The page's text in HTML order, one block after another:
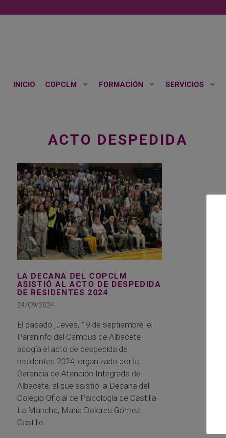
al
INICIO COPCLM FORMACIÓN SERVICIOS
ACTO DESPEDIDA
LA DECANA DEL COPCLM
ASISTIÓ AL ACTO DE DESPEDIDA
DE RESIDENTES 2024
24/09/2024
El pasado jueves, 19 de septiembre, el
Paraninfo del Campus de Albacete
acogía el acto de despedida de
residentes 2024, organizado por la
Gerencia de Atención Integrada de
Albacete, al que asistió la Decana del
Colegio Oficial de Psicología de Castilla-
La Mancha, María Dolores Gómez
Castillo.